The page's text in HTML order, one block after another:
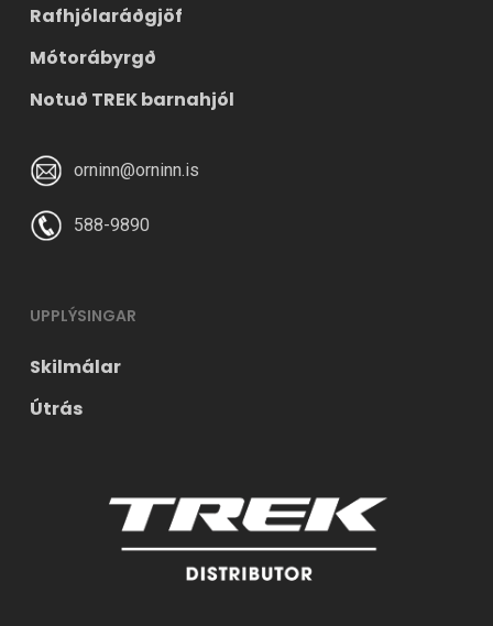
Rafhjólaráðgjöf
Mótorábyrgð
Notuð TREK barnahjól
orninn@orninn.is
588-9890
UPPLÝSINGAR
Skilmálar
Útrás